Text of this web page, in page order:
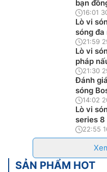
bạn
nhanh
16:01
Lò vi
sóng
gian21:59
Lò vi
pháp
và tiện
21:30
Đánh
sóng
45 lít
14:02
Lò vi
series 8
22:55
SẢN PHẨM HOT